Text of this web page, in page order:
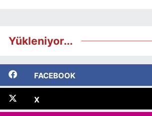
Yükleniyor...
FACEBOOK
X